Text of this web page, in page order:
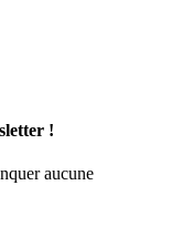
!
aucune